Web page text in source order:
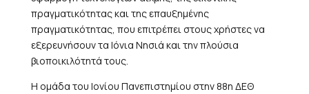
πραγματικότητας και της επαυξημένης
πραγματικότητας, που επιτρέπει στους χρήστες να
εξερευνήσουν τα Ιόνια Νησιά και την πλούσια
βιοποικιλότητά τους.
Η ομάδα του Ιονίου Πανεπιστημίου στην 88η ΔΕΘ